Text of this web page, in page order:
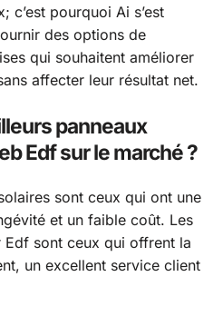
pourquoi Ai s’est
des options de
qui souhaitent améliorer
affecter leur résultat net.
panneaux
Edf sur le marché ?
sont ceux qui ont une
et un faible coût. Les
Edf sont ceux qui offrent la
un excellent service client